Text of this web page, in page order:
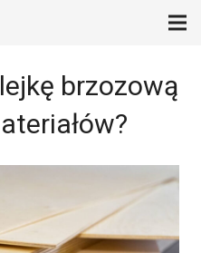
brzozową